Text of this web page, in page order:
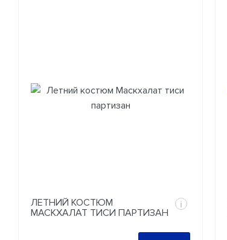
ЛЕТНИЙ КОСТЮМ
МАСКХАЛАТ ТИСИ ПАРТИЗАН
i